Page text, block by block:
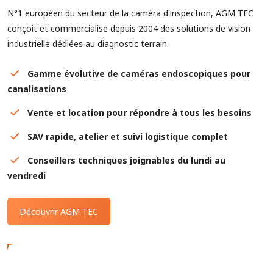
N°1 européen du secteur de la caméra d'inspection, AGM TEC
conçoit et commercialise depuis 2004 des solutions de vision
industrielle dédiées au diagnostic terrain.
Gamme évolutive de caméras endoscopiques pour
canalisations
Vente et location pour répondre à tous les besoins
SAV rapide, atelier et suivi logistique complet
Conseillers techniques joignables du lundi au
vendredi
Découvrir AGM TEC